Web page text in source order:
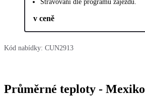
Stravování dle programu zájezdu.
v ceně
Kód nabídky: CUN2913
Průměrné teploty - Mexiko